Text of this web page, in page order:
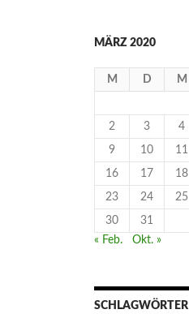
MÄRZ 2020
M D M
2 3 4
9 10 11
16 17 18
23 24 25
30
31
« Feb.
Okt. »
SCHLAGWÖRTER